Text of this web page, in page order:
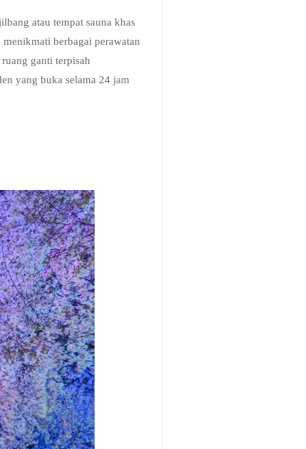
atau tempat sauna khas
berbagai perawatan
ganti terpisah
yang buka selama 24 jam